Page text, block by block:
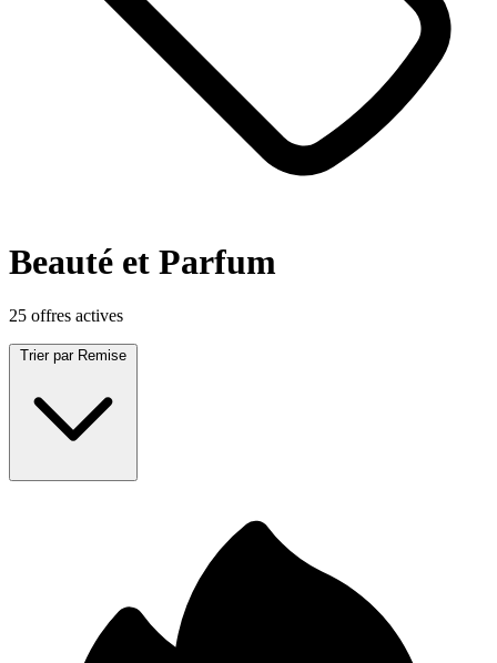
Beauté et Parfum
25 offres actives
Trier par Remise